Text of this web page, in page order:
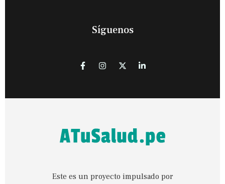
Síguenos
Este es un proyecto impulsado por